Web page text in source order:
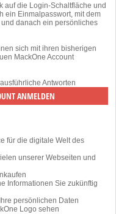
auf die Login-Schaltfläche und
ein Einmalpasswort, mit dem
danach ein persönliches
sich mit ihren bisherigen
MackOne Account
ausführliche Antworten
für die digitale Welt des
unserer Webseiten und
Informationen Sie zukünftig
persönlichen Daten
Logo sehen